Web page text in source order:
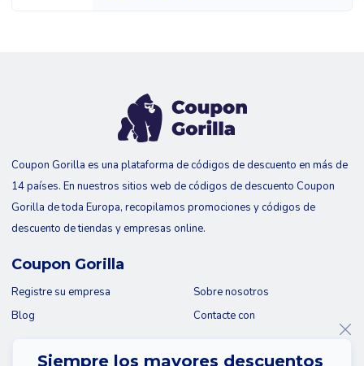
Siempre los mayores descuentos
Coupon Gorilla es una plataforma de códigos de descuento en más de
14 países. En nuestros sitios web de códigos de descuento Coupon
Gorilla de toda Europa, recopilamos promociones y códigos de
descuento de tiendas y empresas online.
Coupon Gorilla
Registre su empresa
Blog
Sobre nosotros
Contacte con